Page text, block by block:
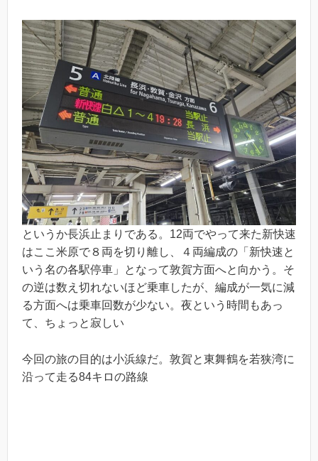
というか長浜止まりである。12両でやって来た新快速
はここ米原で８両を切り離し、４両編成の「新快速と
いう名の各駅停車」となって敦賀方面へと向かう。そ
の逆は数え切れないほど乗車したが、編成が一気に減
る方面へは乗車回数が少ない。夜という時間もあっ
て、ちょっと寂しい
今回の旅の目的は小浜線だ。敦賀と東舞鶴を若狭湾に
沿って走る84キロの路線